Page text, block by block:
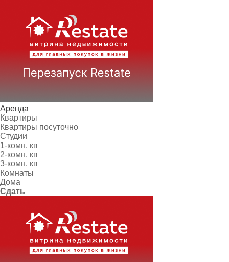
Аренда
Квартиры
Квартиры посуточно
Студии
1-комн. кв
2-комн. кв
3-комн. кв
Комнаты
Дома
Сдать